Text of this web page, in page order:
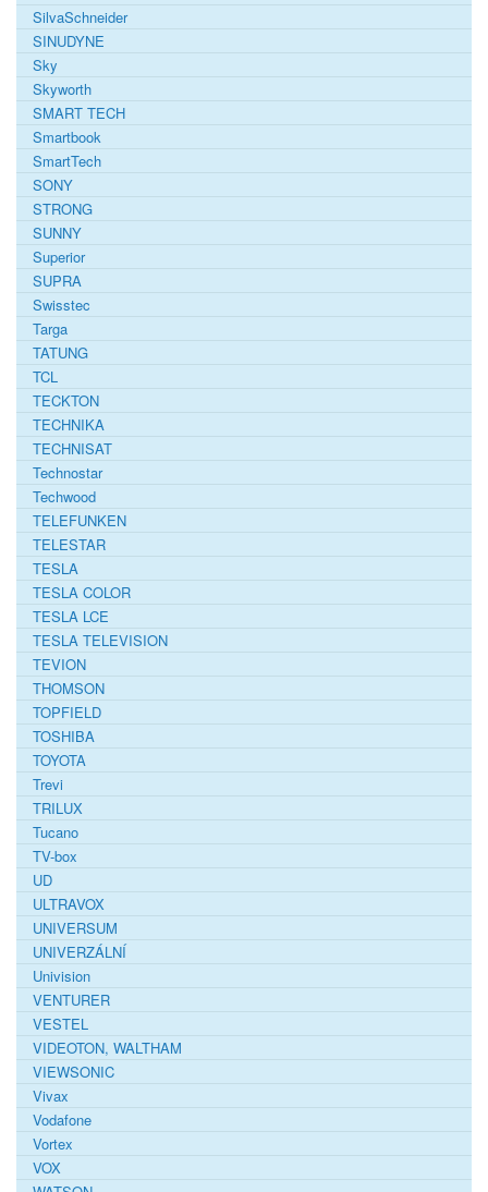
SilvaSchneider
SINUDYNE
Sky
Skyworth
SMART TECH
Smartbook
SmartTech
SONY
STRONG
SUNNY
Superior
SUPRA
Swisstec
Targa
TATUNG
TCL
TECKTON
TECHNIKA
TECHNISAT
Technostar
Techwood
TELEFUNKEN
TELESTAR
TESLA
TESLA COLOR
TESLA LCE
TESLA TELEVISION
TEVION
THOMSON
TOPFIELD
TOSHIBA
TOYOTA
Trevi
TRILUX
Tucano
TV-box
UD
ULTRAVOX
UNIVERSUM
UNIVERZÁLNÍ
Univision
VENTURER
VESTEL
VIDEOTON, WALTHAM
VIEWSONIC
Vivax
Vodafone
Vortex
VOX